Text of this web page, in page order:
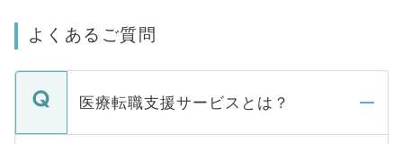
よくあるご質問
医療転職支援サービスとは？